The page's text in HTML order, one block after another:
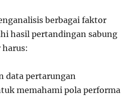
berbagai faktor
hasil pertandingan sabung
harus:
data pertarungan
memahami pola performa